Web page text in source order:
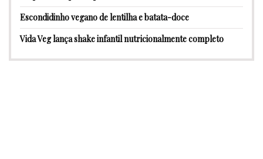
Escondidinho vegano de lentilha e batata-doce
Vida Veg lança shake infantil nutricionalmente completo